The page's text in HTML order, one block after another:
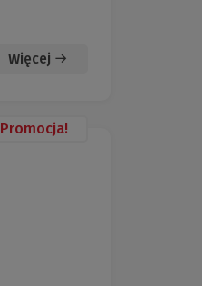
Więcej
Promocja!